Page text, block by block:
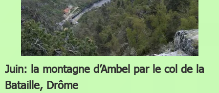
Juin: la montagne d’Ambel par le col de la
Bataille, Drôme